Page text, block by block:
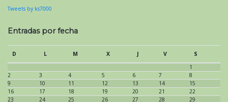
Tweets by ks7000
Entradas por fecha
D L M X J V
S
1
2
3 4 5 6 7
8
9
10 11 12 13 14
15
16
17 18 19 20 21
22
23
24 25 26 27 28 29